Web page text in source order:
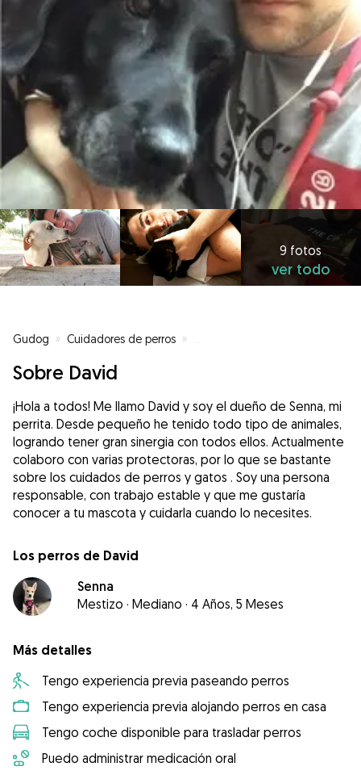
9 fotos
ver todo
Gudog » Cuidadores de perros »
Sobre David
¡Hola a todos! Me llamo David y soy el dueño de Senna, mi
perrita. Desde pequeño he tenido todo tipo de animales,
logrando tener gran sinergia con todos ellos. Actualmente
colaboro con varias protectoras, por lo que se bastante
sobre los cuidados de perros y gatos . Soy una persona
responsable, con trabajo estable y que me gustaría
conocer a tu mascota y cuidarla cuando lo necesites.
Los perros de David
Senna
Mestizo · Mediano · 4 Años, 5 Meses
Más detalles
Tengo experiencia previa paseando perros
Tengo experiencia previa alojando perros en casa
Tengo coche disponible para trasladar perros
Puedo administrar medicación oral